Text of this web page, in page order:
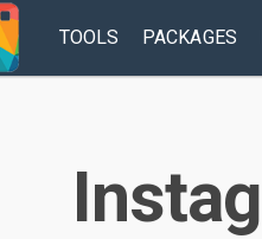
TOOLS PACKAGES